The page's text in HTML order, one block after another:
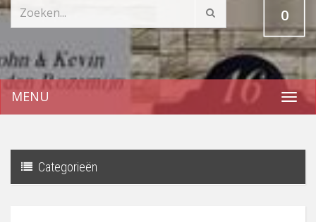
0
MENU
Categorieën